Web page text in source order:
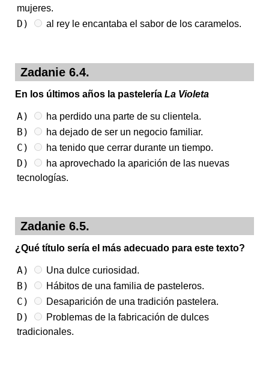
mujeres.
D) al rey le encantaba el sabor de los caramelos.
Zadanie 6.4.
En los últimos años la pastelería La Violeta
A) ha perdido una parte de su clientela.
B) ha dejado de ser un negocio familiar.
C) ha tenido que cerrar durante un tiempo.
D)
ha aprovechado la aparición de las nuevas
tecnologías.
Zadanie 6.5.
¿Qué título sería el más adecuado para este texto?
A) Una dulce curiosidad.
B) Hábitos de una familia de pasteleros.
C) Desaparición de una tradición pastelera.
D)
Problemas de la fabricación de dulces
tradicionales.